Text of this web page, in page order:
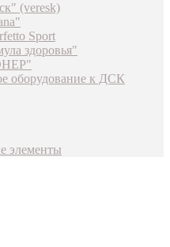
(veresk)
Sport
здоровья"
оборудование к ДСК
элементы